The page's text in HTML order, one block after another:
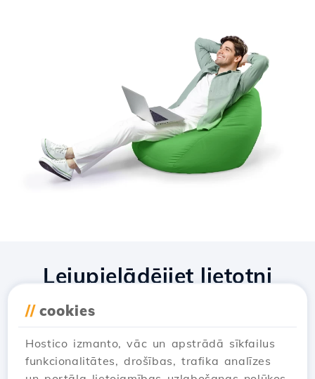
// cookies
Hostico izmanto, vāc un apstrādā sīkfailus
funkcionalitātes, drošības, trafika analīzes
Lejupielādējiet lietotni